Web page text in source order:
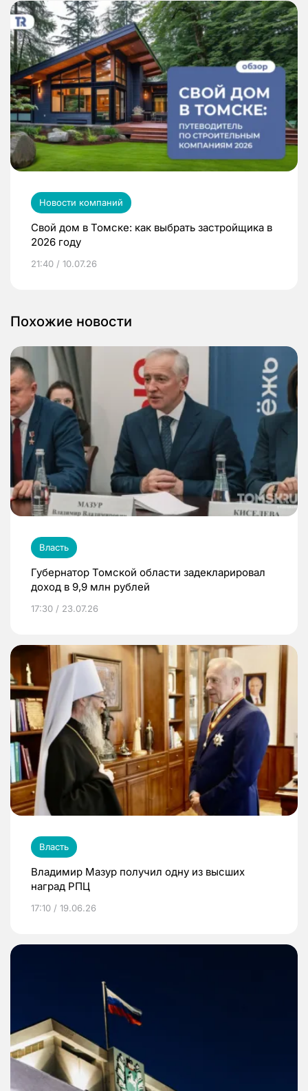
Новости компаний
Свой дом в Томске: как выбрать застройщика в
2026 году
21:40 / 10.07.26
Похожие новости
Власть
Губернатор Томской области задекларировал
доход в 9,9 млн рублей
17:30 / 23.07.26
Власть
Владимир Мазур получил одну из высших
наград РПЦ
17:10 / 19.06.26